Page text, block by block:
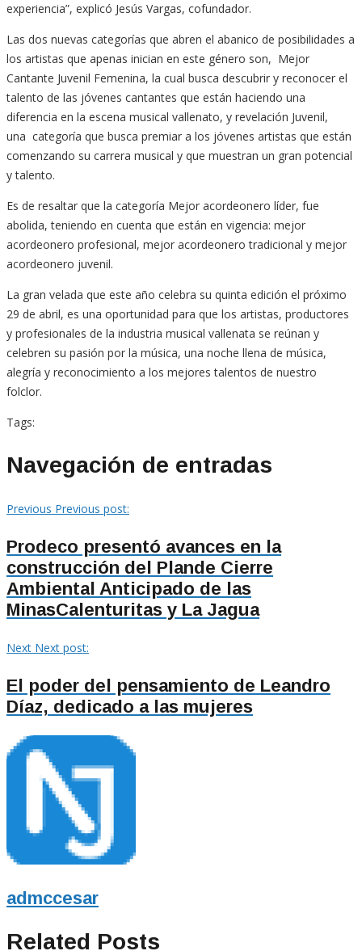
experiencia”, explicó Jesús Vargas, cofundador.
Las dos nuevas categorías que abren el abanico de posibilidades a
los artistas que apenas inician en este género son, Mejor
Cantante Juvenil Femenina, la cual busca descubrir y reconocer el
talento de las jóvenes cantantes que están haciendo una
diferencia en la escena musical vallenato, y revelación Juvenil,
una categoría que busca premiar a los jóvenes artistas que están
comenzando su carrera musical y que muestran un gran potencial
y talento.
Es de resaltar que la categoría Mejor acordeonero líder, fue
abolida, teniendo en cuenta que están en vigencia: mejor
acordeonero profesional, mejor acordeonero tradicional y mejor
acordeonero juvenil.
La gran velada que este año celebra su quinta edición el próximo
29 de abril, es una oportunidad para que los artistas, productores
y profesionales de la industria musical vallenata se reúnan y
celebren su pasión por la música, una noche llena de música,
alegría y reconocimiento a los mejores talentos de nuestro
folclor.
Tags:
Navegación de entradas
Previous Previous post:
Prodeco presentó avances en la
construcción del Plande Cierre
Ambiental Anticipado de las
MinasCalenturitas y La Jagua
Next Next post:
El poder del pensamiento de Leandro
Díaz, dedicado a las mujeres
admccesar
Related Posts